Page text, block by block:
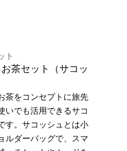
茶セット（サコッ
ト
茶をコンセプトに旅先
いでも活用できるサコ
す。サコッシュとは小
ルダーバッグで、スマ